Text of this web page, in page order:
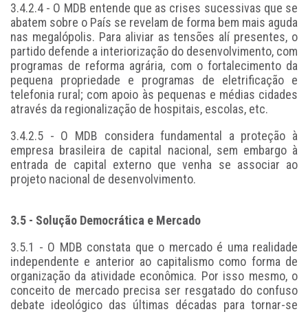
3.4.2.4 - O MDB entende que as crises sucessivas que se
abatem sobre o País se revelam de forma bem mais aguda
nas megalópolis. Para aliviar as tensões alí presentes, o
partido defende a interiorização do desenvolvimento, com
programas de reforma agrária, com o fortalecimento da
pequena propriedade e programas de eletrificação e
telefonia rural; com apoio às pequenas e médias cidades
através da regionalização de hospitais, escolas, etc.
3.4.2.5 - O MDB considera fundamental a proteção à
empresa brasileira de capital nacional, sem embargo à
entrada de capital externo que venha se associar ao
projeto nacional de desenvolvimento.
3.5 - Solução Democrática e Mercado
3.5.1 - O MDB constata que o mercado é uma realidade
independente e anterior ao capitalismo como forma de
organização da atividade econômica. Por isso mesmo, o
conceito de mercado precisa ser resgatado do confuso
debate ideológico das últimas décadas para tornar-se